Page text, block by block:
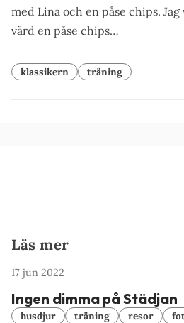
med Lina och en påse chips.
värd en påse chips…
klassikern träning
Läs mer
17 jun 2022
Ingen dimma på Städjan
husdjur träning resor